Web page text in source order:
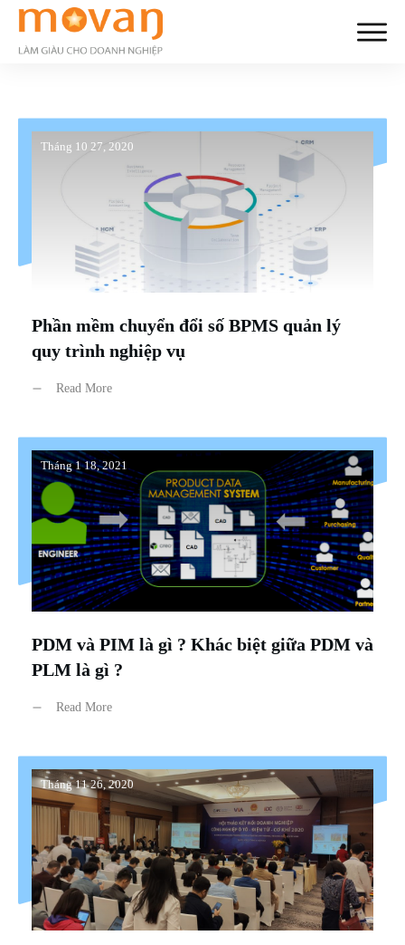
Tháng 10 27, 2020
Phần mềm chuyển đổi số BPMS quản lý
quy trình nghiệp vụ
Read More
Tháng 1 18, 2021
PDM và PIM là gì ? Khác biệt giữa PDM và
PLM là gì ?
Read More
Tháng 11 26, 2020